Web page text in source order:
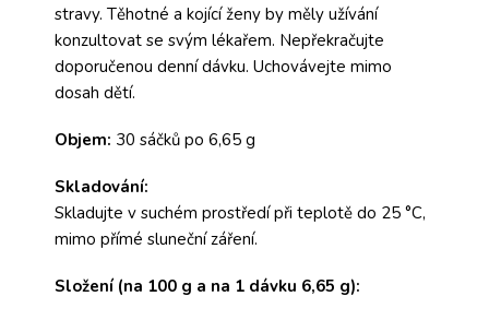
stravy. Těhotné a kojící ženy by měly užívání
konzultovat se svým lékařem. Nepřekračujte
doporučenou denní dávku. Uchovávejte mimo
dosah dětí.
Objem: 30 sáčků po 6,65 g
Skladování:
Skladujte v suchém prostředí při teplotě do 25 °C,
mimo přímé sluneční záření.
Složení (na 100 g a na 1 dávku 6,65 g):